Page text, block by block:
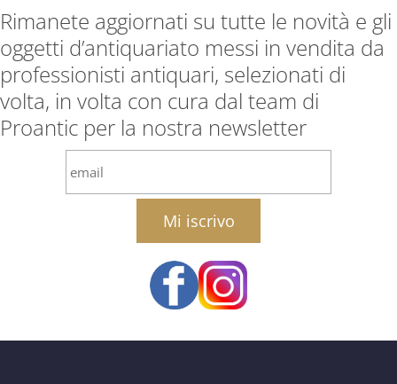
Rimanete aggiornati su tutte le novità e gli
oggetti d’antiquariato messi in vendita da
professionisti antiquari, selezionati di
volta, in volta con cura dal team di
Proantic per la nostra newsletter
email